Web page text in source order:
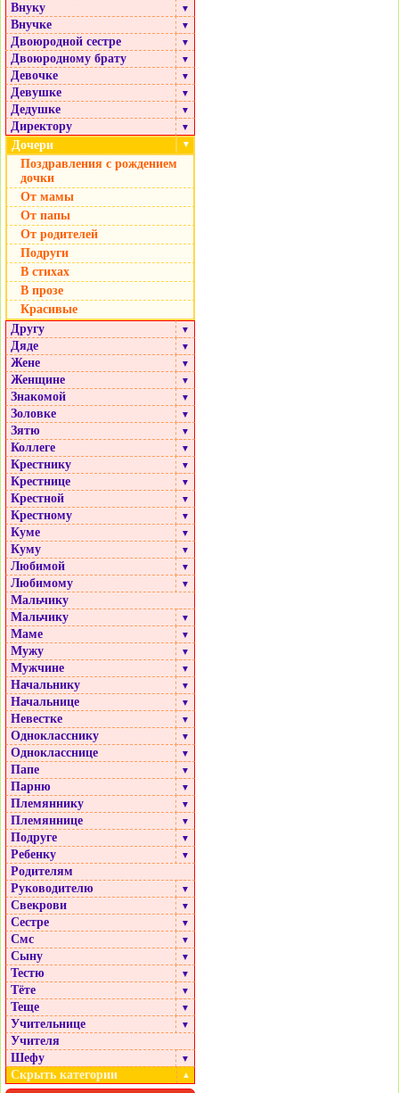
Внуку ▼
Внучке ▼
Двоюродной сестре ▼
Двоюродному брату ▼
Девочке ▼
Девушке ▼
Дедушке ▼
Директору ▼
Дочери ▼
Поздравления с рождением
дочки
От мамы
От папы
От родителей
Подруги
В стихах
В прозе
Красивые
Другу
▼
Дяде ▼
Жене ▼
Женщине ▼
Знакомой ▼
Золовке ▼
Зятю ▼
Коллеге ▼
Крестнику ▼
Крестнице ▼
Крестной ▼
Крестному ▼
Куме ▼
Куму ▼
Любимой ▼
Любимому ▼
Мальчику
Мальчику
▼
Маме ▼
Мужу ▼
Мужчине ▼
Начальнику ▼
Начальнице ▼
Невестке ▼
Однокласснику ▼
Однокласснице ▼
Папе ▼
Парню ▼
Племяннику ▼
Племяннице ▼
Подруге ▼
Ребенку ▼
Родителям
Руководителю
▼
Свекрови ▼
Сестре ▼
Смс ▼
Сыну ▼
Тестю ▼
Тёте ▼
Теще ▼
Учительнице ▼
Учителя
Шефу
▼
Скрыть категории ▲